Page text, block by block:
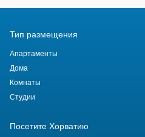
Тип размещения
Апартаменты
Дома
Комнаты
Студии
Посетите Хорватию